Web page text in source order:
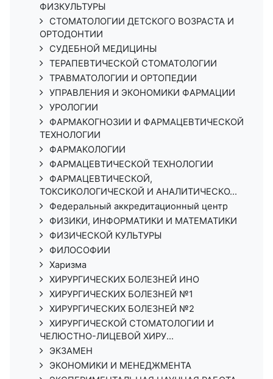
ФИЗКУЛЬТУРЫ
СТОМАТОЛОГИИ ДЕТСКОГО ВОЗРАСТА И
ОРТОДОНТИИ
СУДЕБНОЙ МЕДИЦИНЫ
ТЕРАПЕВТИЧЕСКОЙ СТОМАТОЛОГИИ
ТРАВМАТОЛОГИИ И ОРТОПЕДИИ
УПРАВЛЕНИЯ И ЭКОНОМИКИ ФАРМАЦИИ
УРОЛОГИИ
ФАРМАКОГНОЗИИ И ФАРМАЦЕВТИЧЕСКОЙ
ТЕХНОЛОГИИ
ФАРМАКОЛОГИИ
ФАРМАЦЕВТИЧЕСКОЙ ТЕХНОЛОГИИ
ФАРМАЦЕВТИЧЕСКОЙ,
ТОКСИКОЛОГИЧЕСКОЙ И АНАЛИТИЧЕСКО...
Федеральный аккредитационный центр
ФИЗИКИ, ИНФОРМАТИКИ И МАТЕМАТИКИ
ФИЗИЧЕСКОЙ КУЛЬТУРЫ
ФИЛОСОФИИ
Харизма
ХИРУРГИЧЕСКИХ БОЛЕЗНЕЙ ИНО
ХИРУРГИЧЕСКИХ БОЛЕЗНЕЙ №1
ХИРУРГИЧЕСКИХ БОЛЕЗНЕЙ №2
ХИРУРГИЧЕСКОЙ СТОМАТОЛОГИИ И
ЧЕЛЮСТНО-ЛИЦЕВОЙ ХИРУ...
ЭКЗАМЕН
ЭКОНОМИКИ И МЕНЕДЖМЕНТА